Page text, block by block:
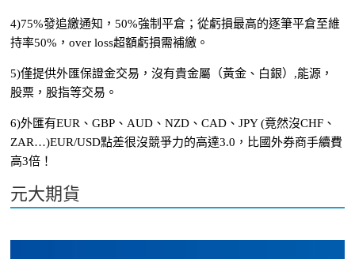
4)75%發追繳通知，50%強制平倉；從虧損最高的逐筆平倉至維
持率50%，over loss超額虧損需補繳。
5)僅提供外匯保證金交易，沒有貴金屬（黃金、白銀）,能源，
股票，股指等交易。
6)外匯有EUR、GBP、AUD、NZD、CAD、JPY (竟然沒CHF、
ZAR…)EUR/USD點差很沒競爭力的高達3.0，比國外券商手續費
高3倍！
元大期貨